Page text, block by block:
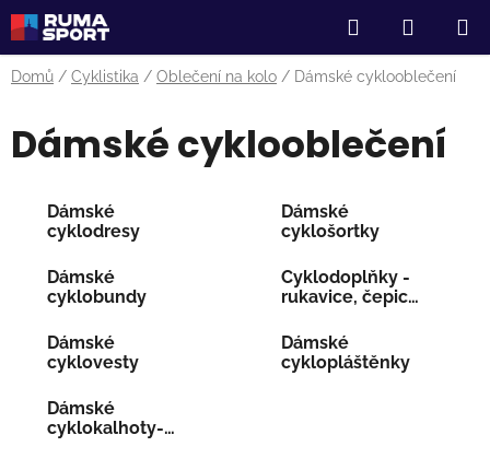
Přejít
na
obsah
Hledat
KOŠÍK
Domů / Cyklistika / Oblečení na kolo / Dámské cyklooblečení
Dámské cyklooblečení
Dámské
cyklodresy
Dámské
cyklošortky
Dámské
cyklobundy
Cyklodoplňky -
rukavice, čepice,
Dámské
cyklovesty
Dámské
cyklopláštěnky
Dámské
cyklokalhoty-